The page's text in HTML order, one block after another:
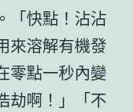
「快點！沾沾
來溶解有機發
零點一秒內變
劫啊！」「不